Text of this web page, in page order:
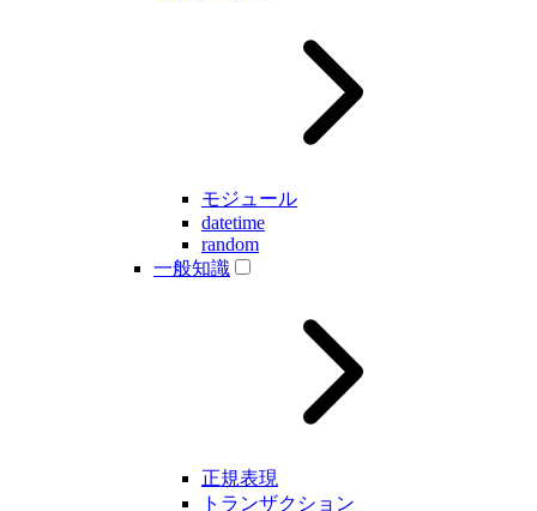
モジュール
datetime
random
一般知識
正規表現
トランザクション